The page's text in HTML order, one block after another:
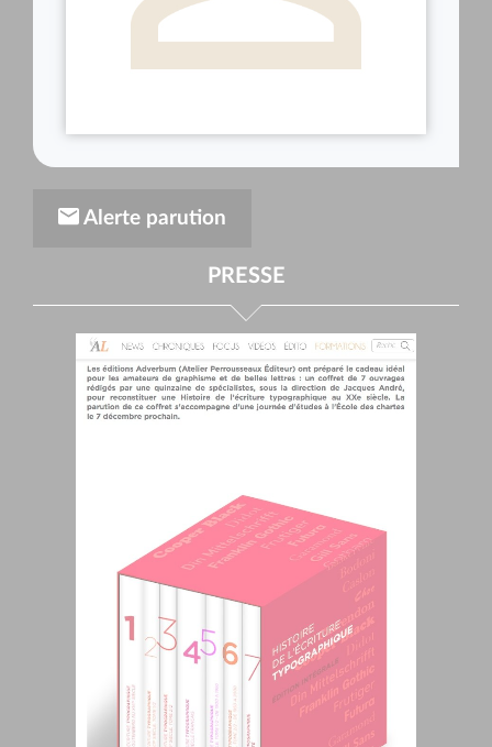
Alerte parution
PRESSE